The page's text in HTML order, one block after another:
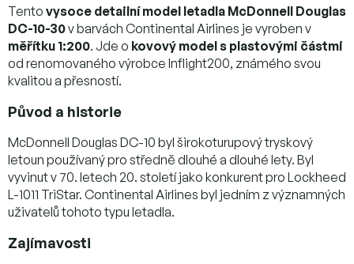
Tento vysoce detailní model letadla McDonnell Douglas
DC-10-30v barvách Continental Airlines je vyroben v
měřítku 1:200. Jde o kovový model s plastovými částmi
od renomovaného výrobce Inflight200, známého svou
kvalitou a přesností.
Původ a historie
McDonnell Douglas DC-10 byl širokoturupový tryskový
letoun používaný pro středně dlouhé a dlouhé lety. Byl
vyvinut v 70. letech 20. století jako konkurent pro Lockheed
L-1011 TriStar. Continental Airlines byl jedním z významných
uživatelů tohoto typu letadla.
Zajímavosti